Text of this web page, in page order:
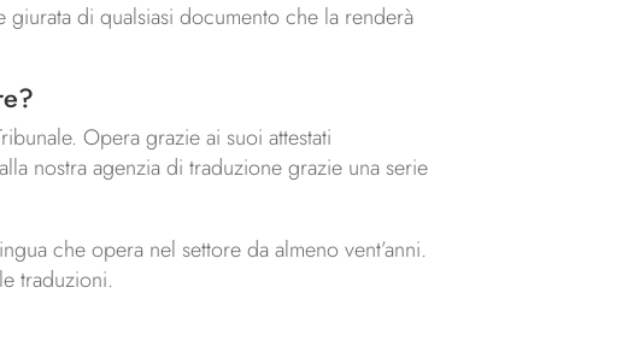
di qualsiasi documento che la renderà
Opera grazie ai suoi attestati
nostra agenzia di traduzione grazie una serie
che opera nel settore da almeno vent’anni.
traduzioni.